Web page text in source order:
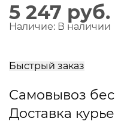
5 247 руб.
Наличие: В наличии
Быстрый заказ
Самовывоз
Доставка